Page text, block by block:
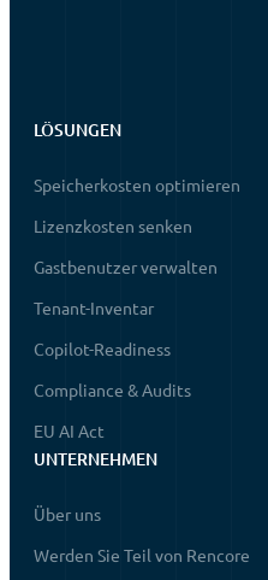
LÖSUNGEN
Speicherkosten optimieren
Lizenzkosten senken
Gastbenutzer verwalten
Tenant-Inventar
Copilot-Readiness
Compliance & Audits
EU AI Act
UNTERNEHMEN
Über uns
Werden Sie Teil von Rencore